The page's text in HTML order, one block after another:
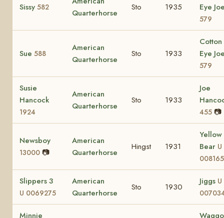
Sissy 582
Quarterhorse
Sto 1935
Eye
579
Sue 588
American
Quarterhorse
Sto 1933
Cotton
Eye
579
Susie
Hancock
1924
American
Quarterhorse
Sto 1933
Joe
455 📷
Newsboy
13000 📷
American
Quarterhorse
Hingst 1931
Yellow
Bear U
Slippers 3
U 0069275
American
Quarterhorse
Sto 1930
Jiggs U
Minnie